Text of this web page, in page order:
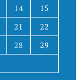
14
15
21
22
28
29